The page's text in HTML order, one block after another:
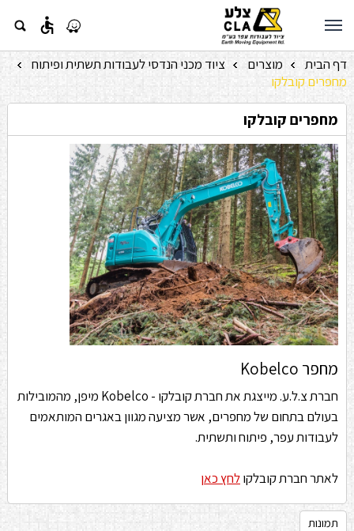
accessible
דף הבית » מוצרים » ציוד מכני הנדסי לעבודות תשתית ופיתוח »
מחפרים קובלקו
מחפרים קובלקו
מחפר Kobelco
חברת צ.ל.ע. מייצגת את חברת קובלקו - Kobelco מיפן, מהמובילות
בעולם בתחום של מחפרים, אשר מציעה מגוון באגרים המותאמים
לעבודות עפר, פיתוח ותשתית.
לאתר חברת קובלקולחץ כאן
תמונות